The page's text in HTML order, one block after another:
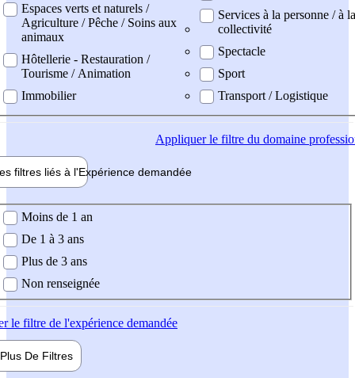
Espaces verts et naturels /
Agriculture / Pêche / Soins aux
animaux
Hôtellerie - Restauration /
Tourisme / Animation
Immobilier
Services à la personne / à la
collectivité
Spectacle
Sport
Transport / Logistique
Appliquerle filtre du domaine
filtres liés à l'Expérience demandée
demandée
Moins de 1 an
De 1 à 3 ans
Plus de 3 ans
Non renseignée
le filtre de l'expérience demandée
Plus De Filtres